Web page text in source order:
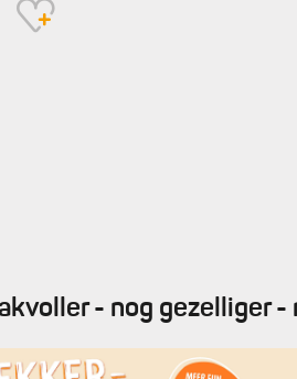
- nog gezelliger -